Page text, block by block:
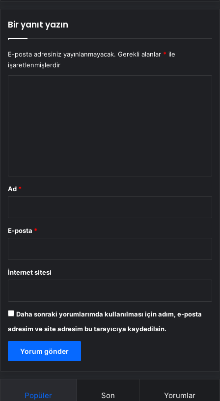
Bir yanıt yazın
E-posta adresiniz yayınlanmayacak. Gerekli alanlar * ile
işaretlenmişlerdir
Ad *
E-posta *
İnternet sitesi
Daha sonraki yorumlarımda kullanılması için adım, e-posta
adresim ve site adresim bu tarayıcıya kaydedilsin.
Popüler Son Yorumlar